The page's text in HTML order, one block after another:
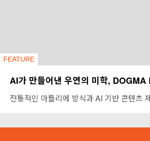
FEATURE
AI가 만들어낸 우연의 미학, DOGMA
전통적인 아틀리에 방식과 AI 기반 콘텐츠